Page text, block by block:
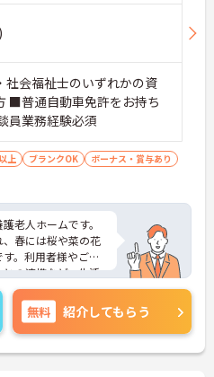
会福祉士のいずれかの資
■普通自動車免許をお持ち
員業務経験必須
上 ブランクOK
ボーナス・賞与あり
老人ホームです。
春には桜や菜の花
。利用者様やご家
の連携など、生活
ポジション。介護
、ご利用者様の安
感じられます。年
間程度と少なめで、
環境です。マイカ
無料 紹介してもらう